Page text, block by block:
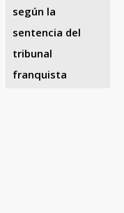
según la
sentencia del
tribunal
franquista